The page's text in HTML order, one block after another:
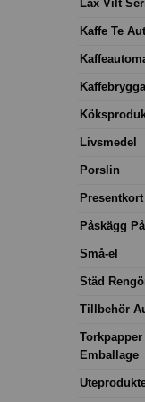
Lax Vilt
Kaffe Te
Livsmedel
Porslin
Presentkort
Påskägg
Små-el
Städ
Tillbehör
Torkpapper
Emballage